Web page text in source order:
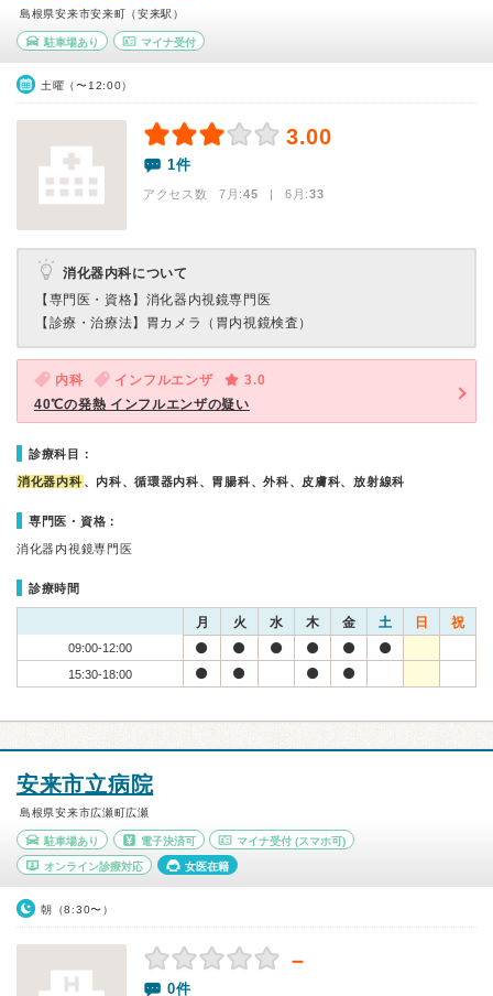
島根県安来市安来町（安来駅）
駐車場あり マイナ受付
土曜（〜12:00）
3.00
1件
アクセス数 7月:45 | 6月:33
消化器内科について
【専門医・資格】 消化器内視鏡専門医
【診療・治療法】 胃カメラ（胃内視鏡検査）
内科 インフルエンザ
3.0
40℃の発熱 インフルエンザの疑い
診療科目：
消化器内科 、内科、循環器内科、胃腸科、外科、皮膚科、放射線科
専門医・資格：
消化器内視鏡専門医
診療時間
月 火 水 木 金 土 日 祝
09:00-12:00
15:30-18:00
安来市立病院
島根県安来市広瀬町広瀬
駐車場あり 電子決済可 マイナ受付 (スマホ可)
オンライン診療対応 女医在籍
朝（8:30〜）
－
0件